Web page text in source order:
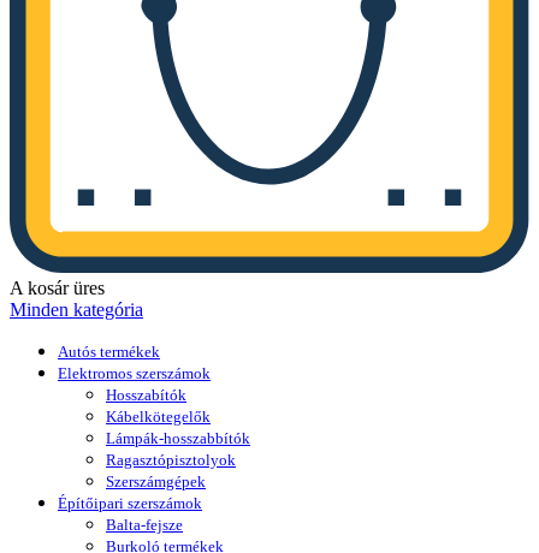
A kosár üres
Minden kategória
Autós termékek
Elektromos szerszámok
Hosszabítók
Kábelkötegelők
Lámpák-hosszabbítók
Ragasztópisztolyok
Szerszámgépek
Építőipari szerszámok
Balta-fejsze
Burkoló termékek